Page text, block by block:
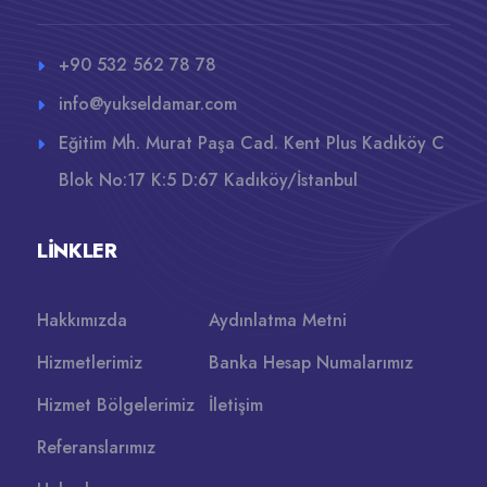
+90 532 562 78 78
info@yukseldamar.com
Eğitim Mh. Murat Paşa Cad. Kent Plus Kadıköy C
Blok No:17 K:5 D:67 Kadıköy/İstanbul
LINKLER
Hakkımızda
Hizmetlerimiz
Hizmet Bölgelerimiz
Referanslarımız
Aydınlatma Metni
Banka Hesap Numalarımız
İletişim